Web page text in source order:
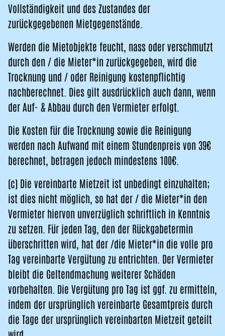
Vollständigkeit und des Zustandes der
zurückgegebenen Mietgegenstände.
Werden die Mietobjekte feucht, nass oder verschmutzt
durch den / die Mieter*in zurückgegeben, wird die
Trocknung und / oder Reinigung kostenpflichtig
nachberechnet. Dies gilt ausdrücklich auch dann, wenn
der Auf- & Abbau durch den Vermieter erfolgt.
Die Kosten für die Trocknung sowie die Reinigung
werden nach Aufwand mit einem Stundenpreis von 39€
berechnet, betragen jedoch mindestens 100€.
(c) Die vereinbarte Mietzeit ist unbedingt einzuhalten;
ist dies nicht möglich, so hat der / die Mieter*in den
Vermieter hiervon unverzüglich schriftlich in Kenntnis
zu setzen. Für jeden Tag, den der Rückgabetermin
überschritten wird, hat der /die Mieter*in die volle pro
Tag vereinbarte Vergütung zu entrichten. Der Vermieter
bleibt die Geltendmachung weiterer Schäden
vorbehalten. Die Vergütung pro Tag ist ggf. zu ermitteln,
indem der ursprünglich vereinbarte Gesamtpreis durch
die Tage der ursprünglich vereinbarten Mietzeit geteilt